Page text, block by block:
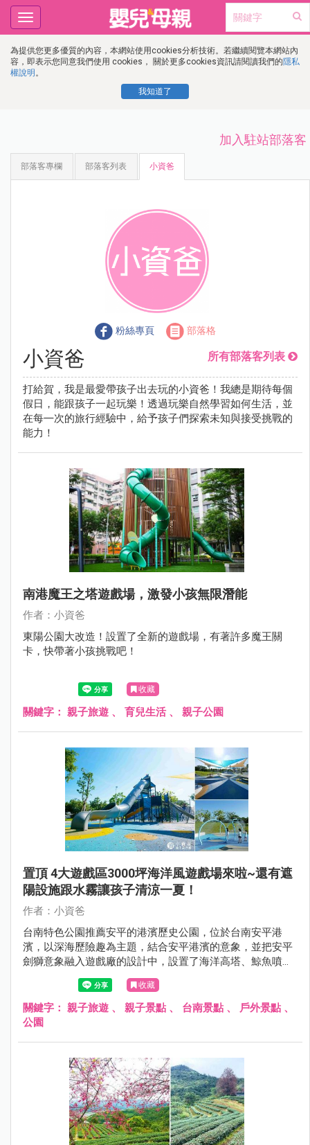
為提供您更多優質的內容，本網站使用cookies分析技術。若繼續閱覽本網站內
容，即表示您同意我們使用 cookies， 關於更多cookies資訊請閱讀我們的隱私
權說明 。
我知道了
Toggle
navigation
加入駐站部落客
部落客專欄 部落客列表 小資爸
粉絲專頁 部落格
小資爸 所有部落客列表
打給賀，我是最愛帶孩子出去玩的小資爸！我總是期待每個
假日，能跟孩子一起玩樂！透過玩樂自然學習如何生活，並
在每㇐次的旅行經驗中，給予孩子們探索未知與接受挑戰的
能力！
南港魔王之塔遊戲場，激發小孩無限潛能
作者：小資爸
東陽公園大改造！設置了全新的遊戲場，有著許多魔王關
卡，快帶著小孩挑戰吧！
收藏
關鍵字： 親子旅遊 、 育兒生活、 親子公園
置頂 4大遊戲區3000坪海洋風遊戲場來啦~還有遮
陽設施跟水霧讓孩子清涼一夏！
作者：小資爸
台南特色公園推薦安平的港濱歷史公園，位於台南安平港
濱，以深海歷險趣為主題，結合安平港濱的意象，並把安平
劍獅意象融入遊戲廠的設計中，設置了海洋高塔、鯨魚噴
霧、鯨魚尾巴土丘、雙軌滑溜索、繩索闖關、珊瑚礁叢噴
霧、盪鞦韆、綠藻山洞等有趣且富有挑戰性的遊具，結合安
平的定情碼頭德陽艦園區和安平古堡就是很棒的安平親子半
日遊、一日遊呦~現在就跟著小資爸一起來玩安平的港濱歷
收藏
關鍵字： 親子旅遊 、 親子景點 、 台南景點 、 戶外景點 、
公園